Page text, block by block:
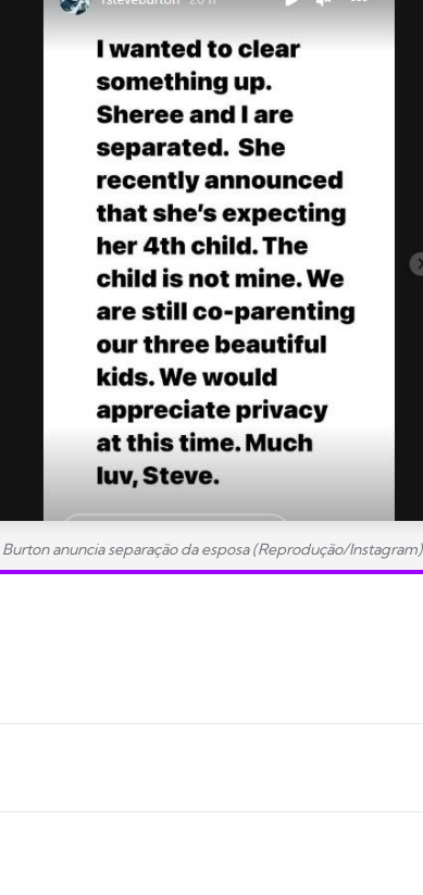
anuncia separação da esposa (Reprodução/Instagram)